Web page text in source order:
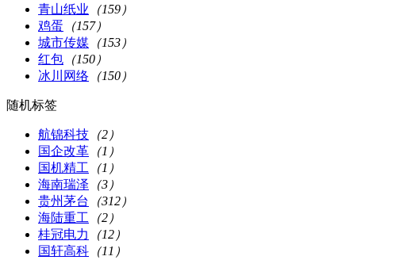
青山纸业 （159）
鸡蛋 （157）
城市传媒 （153）
红包 （150）
冰川网络 （150）
随机标签
航锦科技 （2）
国企改革 （1）
国机精工 （1）
海南瑞泽 （3）
贵州茅台
（312）
海陆重工 （2）
桂冠电力
（12）
国轩高科 （11）